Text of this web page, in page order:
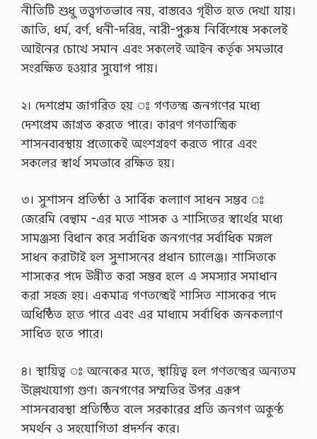
নীতিটি শুধু তত্ত্বগতভাবে নয়, বাস্তবেও গৃহীত হতে দেখা যায়।
জাতি, ধর্ম, বর্ণ, ধনী-দরিদ্র, নারী-পুরুষ নির্বিশেষে সকলেই
আইনের চোখে সমান এবং সকলেই আইন কর্তৃক সমভাবে
সংরক্ষিত হওয়ার সুযোগ পায়।
২। দেশপ্রেম জাগরিত হয় ঃ গণতন্ত্র জনগণের মধ্যে
দেশপ্রেম জাগ্রত করতে পারে। কারণ গণতান্ত্রিক
শাসনব্যবস্থায় প্রত্যেকেই অংশগ্রহণ করতে পারে এবং
সকলের স্বার্থ সমভাবে রক্ষিত হয়।
৩। সুশাসন প্রতিষ্ঠা ও সার্বিক কল্যাণ সাধন সম্ভব ঃ
জেরেমি বেন্থাম -এর মতে শাসক ও শাসিতের স্বার্থের মধ্যে
সামঞ্জস্য বিধান করে সর্বাধিক জনগণের সর্বাধিক মঙ্গল
সাধন করাটাই হল সুশাসনের প্রধান চ্যালেঞ্জ। শাসিতকে
শাসকের পদে উন্নীত করা সম্ভব হলে এ সমস্যার সমাধান
করা সহজ হয়। একমাত্র গণতন্ত্রেই শাসিত শাসকের পদে
অধিষ্ঠিত হতে পারে এবং এর মাধ্যমে সর্বাধিক জনকল্যাণ
সাধিত হতে পারে।
৪। স্থায়িত্ব ঃ অনেকের মতে, স্থায়িত্ব হল গণতন্ত্রের অন্যতম
উল্লেখযোগ্য গুণ। জনগণের সম্মতির উপর এরূপ
শাসনব্যবস্থা প্রতিষ্ঠিত বলে সরকারের প্রতি জনগণ অকুণ্ঠ
সমর্থন ও সহযোগিতা প্রদর্শন করে।